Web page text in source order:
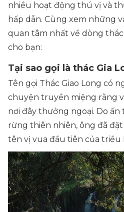
nhiều hoạt động thú vị và
hấp dẫn. Cùng xem những
quan tâm nhất về dòng
cho bạn:
Tại sao gọi là thác Gia
Tên gọi Thác Giao Long có
chuyện truyền miệng rằng
nơi đây thưởng ngoại. Do
rừng thiên nhiên, ông đã
tên vị vua đầu tiên của triều